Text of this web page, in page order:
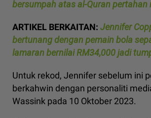
bersumpah atas al-Quran pertahan
ARTIKEL BERKAITAN: Jennifer
bertunang dengan pemain bola
lamaran bernilai RM34,000 jadi
Untuk rekod, Jennifer sebelum ini
berkahwin dengan personaliti
Wassink pada 10 Oktober 2023.